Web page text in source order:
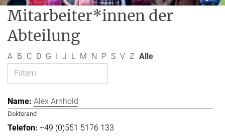
Mitarbeiter*innen der
Abteilung
A B C D G I J L M N P S V Z Alle
Alex Arnhold
Doktorand
+49 (0)551 5176 133